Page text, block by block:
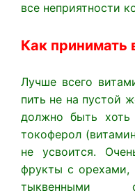
все неприятности
Как принимать
Лучше всего
пить не на пустой
должно быть
токоферол
не усвоится.
фрукты с орехами,
тыквенными